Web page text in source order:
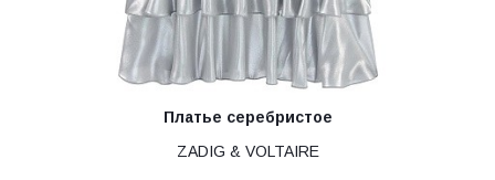
Платье серебристое
ZADIG & VOLTAIRE